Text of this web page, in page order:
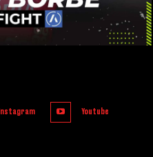
Instagram Youtube